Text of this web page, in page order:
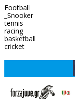
Football
_Snooker
tennis
racing
basketball
cricket